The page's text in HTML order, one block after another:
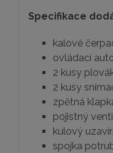
Specifikace
kalové
ovládací
2 kusy
2 kusy
zpětná
pojistný
kulový
spojka